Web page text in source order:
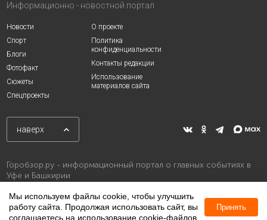
Информационно - новостной портал
Новости
Спорт
Блоги
Фотофакт
Сюжеты
Спецпроекты
О проекте
Политика
конфиденциальности
Контакты редакции
Использование
материалов сайта
наверх
Горобзор.ру - информационный портал о главных событиях в
Уфе и Башкирии
Мы используем файлы cookie, чтобы улучшить
работу сайта. Продолжая использовать сайт, вы
соглашаетесь на использование cookie-файлов.
Принять